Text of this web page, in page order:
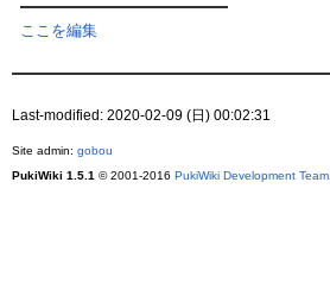
ここを編集
Last-modified: 2020-02-09 (日) 00:02:31
Site admin: gobou
PukiWiki 1.5.1 © 2001-2016 PukiWiki Development Team